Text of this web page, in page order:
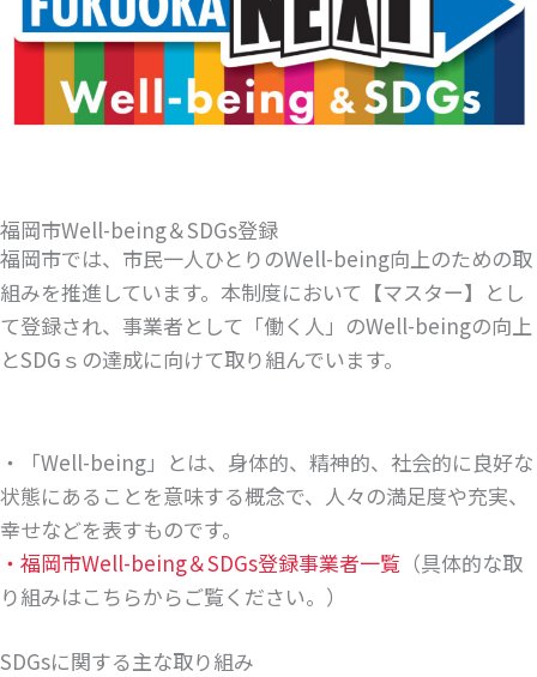
福岡市Well-being＆SDGs登録
福岡市では、市民一人ひとりのWell-being向上のための取
組みを推進しています。本制度において【マスター】とし
て登録され、事業者として「働く人」のWell-beingの向上
とSDGｓの達成に向けて取り組んでいます。
・「Well-being」とは、身体的、精神的、社会的に良好な
状態にあることを意味する概念で、人々の満足度や充実、
幸せなどを表すものです。
・福岡市Well-being＆SDGs登録事業者一覧 （具体的な取
り組みはこちらからご覧ください。）
SDGsに関する主な取り組み